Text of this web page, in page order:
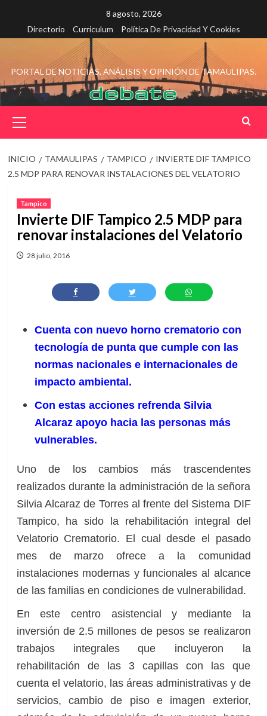
contenido
8 agosto, 2026
Directorio
Curriculum Política De Privacidad Y Cookies
PORTAL DE NOTICIAS, ANÁLISIS Y OPINIÓN DE TAMAULIPAS.
principal
INICIO TAMAULIPAS TAMPICO
INVIERTE DIF TAMPICO
2.5 MDP PARA RENOVAR INSTALACIONES DEL VELATORIO
Tampico
Invierte DIF Tampico 2.5 MDP para
renovar instalaciones del Velatorio
28 julio, 2016
Cuenta con nuevo horno crematorio con
tecnología de punta que cumple con las
normas nacionales e internacionales de
impacto ambiental.
Con estas acciones refrenda Silvia
Alcaraz apoyo hacia las personas más
vulnerables.
Uno de los cambios más trascendentes
realizados durante la administración de la señora
Silvia Alcaraz de Torres al frente del Sistema DIF
Tampico, ha sido la rehabilitación integral del
Velatorio Crematorio. El cual desde el pasado
mes de marzo ofrece a la comunidad
instalaciones modernas y funcionales al alcance
de las familias en condiciones de vulnerabilidad.
En este centro asistencial y mediante la
inversión de 2.5 millones de pesos se realizaron
trabajos integrales
que incluyeron la
rehabilitación de las 3 capillas con las que
cuenta el velatorio, las áreas administrativas y de
servicios, cambio de piso e imagen exterior,